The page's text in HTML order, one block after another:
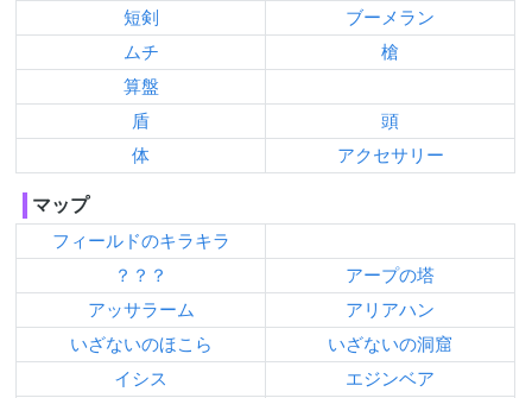
短剣
ブーメラン
ムチ
槍
算盤
盾
頭
体
アクセサリー
マップ
フィールドのキラキラ
？？？
アープの塔
アッサラーム
アリアハン
いざないのほこら
いざないの洞窟
イシス
エジンベア